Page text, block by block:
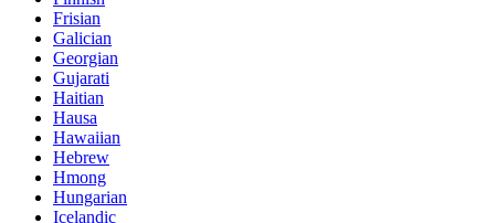
Frisian
Galician
Georgian
Gujarati
Haitian
Hausa
Hawaiian
Hebrew
Hmong
Hungarian
Icelandic